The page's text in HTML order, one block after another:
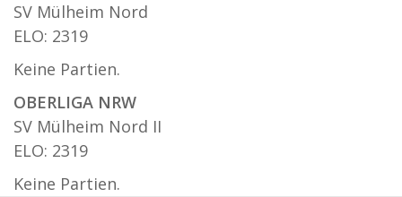
SV Mülheim Nord
ELO: 2319
Keine Partien.
OBERLIGA NRW
SV Mülheim Nord II
ELO: 2319
Keine Partien.